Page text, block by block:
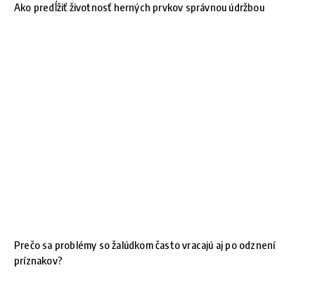
Ako predĺžiť životnosť herných prvkov správnou údržbou
Prečo sa problémy so žalúdkom často vracajú aj po odznení
príznakov?